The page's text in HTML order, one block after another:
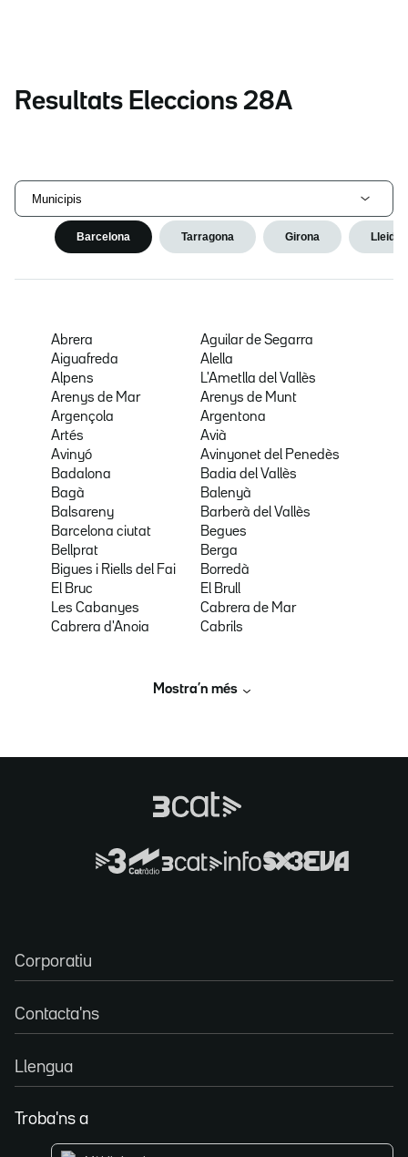
Resultats Eleccions 28A
Municipis
Barcelona Tarragona Girona Lleida
Abrera
Aguilar de Segarra
Aiguafreda
Alella
Alpens
L'Ametlla del Vallès
Arenys de Mar
Arenys de Munt
Argençola
Argentona
Artés
Avià
Avinyó
Avinyonet del Penedès
Badalona
Badia del Vallès
Bagà
Balenyà
Balsareny
Barberà del Vallès
Barcelona ciutat
Begues
Bellprat
Berga
Bigues i Riells del Fai
Borredà
El Bruc
El Brull
Les Cabanyes
Cabrera de Mar
Cabrera d'Anoia
Cabrils
Mostra’n més
Corporatiu
Contacta'ns
Llengua
Troba'ns a